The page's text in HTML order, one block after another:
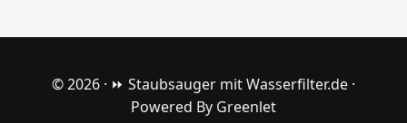
© 2026 · ⏩ Staubsauger mit Wasserfilter.de ·
Powered By Greenlet